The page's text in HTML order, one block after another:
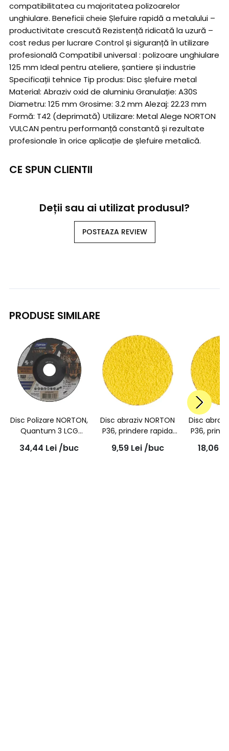
compatibilitatea cu majoritatea polizoarelor
unghiulare. Beneficii cheie Șlefuire rapidă a metalului –
productivitate crescută Rezistență ridicată la uzură –
cost redus per lucrare Control și siguranță în utilizare
profesională Compatibil universal : polizoare unghiulare
125 mm Ideal pentru ateliere, șantiere și industrie
Specificații tehnice Tip produs: Disc șlefuire metal
Material: Abraziv oxid de aluminiu Granulație: A30S
Diametru: 125 mm Grosime: 3.2 mm Alezaj: 22.23 mm
Formă: T42 (deprimată) Utilizare: Metal Alege NORTON
VULCAN pentru performanță constantă și rezultate
profesionale în orice aplicație de șlefuire metalică.
CE SPUN CLIENTII
Deții sau ai utilizat produsul?
POSTEAZA REVIEW
PRODUSE SIMILARE
Disc Polizare NORTON,
Quantum 3 LCG
125x3.0x22.23mm-T27
34,44 Lei /buc
Disc abraziv NORTON
P36, prindere rapida
SL3, RazorStar R990S,
50mm
9,59 Lei /buc
Disc
P36,
18,06